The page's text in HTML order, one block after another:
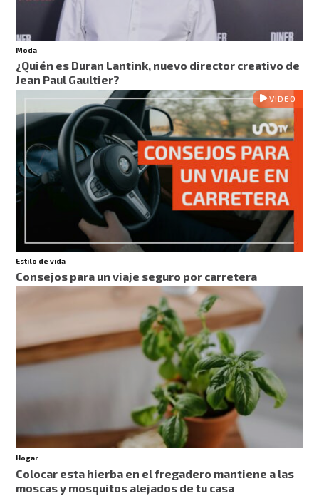
Moda
¿Quién es Duran Lantink, nuevo director creativo de
Jean Paul Gaultier?
VIDEO
Estilo de vida
Consejos para un viaje seguro por carretera
Hogar
Colocar esta hierba en el fregadero mantiene a las
moscas y mosquitos alejados de tu casa